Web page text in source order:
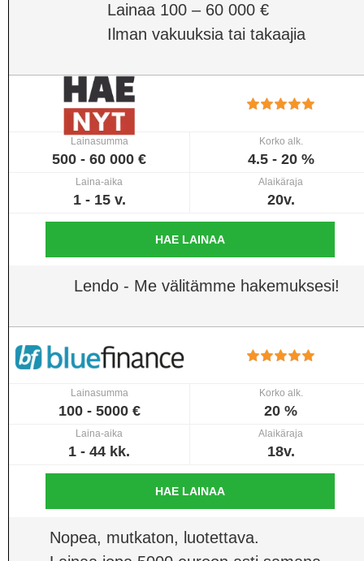
Lainaa 100 – 60 000 €
Ilman vakuuksia tai takaajia
Lainasumma
500 - 60 000 €
Korko alk.
4.5 - 20 %
Laina-aika
1 - 15 v.
Alaikäraja
20v.
HAE LAINAA
Lendo - Me välitämme hakemuksesi!
Lainasumma
100 - 5000 €
Korko alk.
20 %
Laina-aika
1 - 44 kk.
Alaikäraja
18v.
HAE LAINAA
Nopea, mutkaton, luotettava.